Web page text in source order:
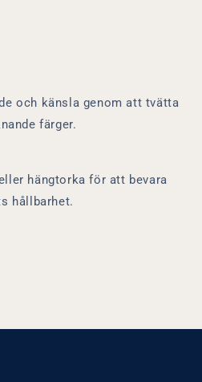
och känsla genom att tvätta
färger.
hängtorka för att bevara
hållbarhet.